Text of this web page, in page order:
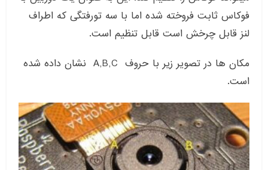
فوکاس ثابت فروخته شده اما با سه تورفتگی که اطراف
لنز قابل چرخش است قابل تنظیم است.
مکان ها در تصویر زیر با حروف A,B,C نشان داده شده
است.